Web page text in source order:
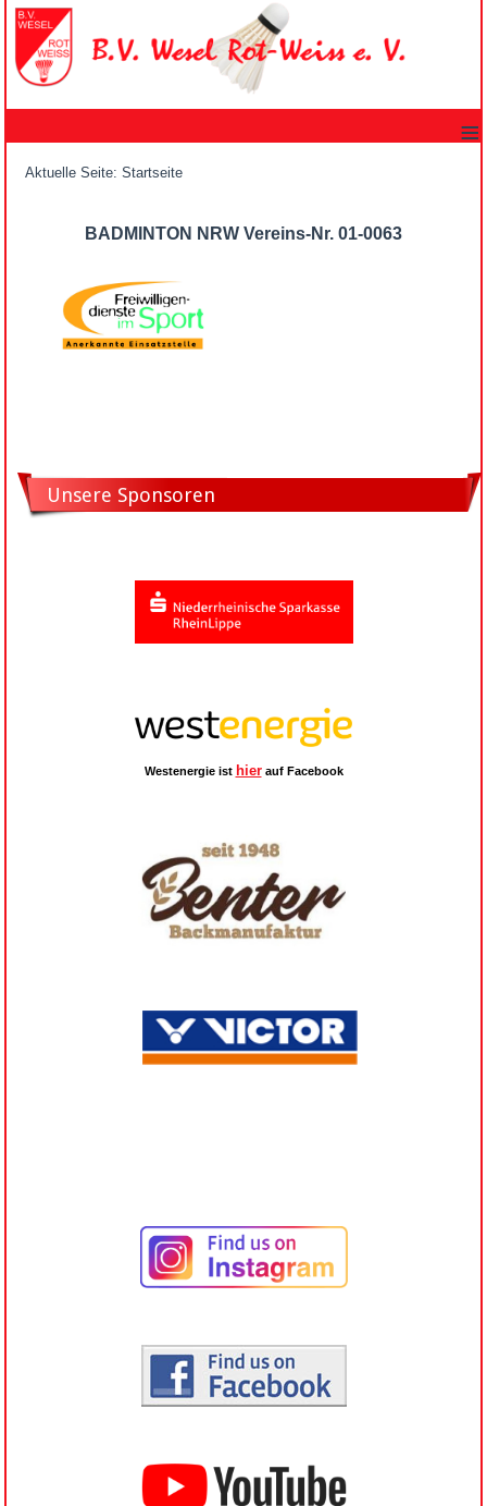
≡
Aktuelle Seite:Startseite
BADMINTON NRW Vereins-Nr. 01-0063
Unsere Sponsoren
Westenergie ist hierauf Facebook